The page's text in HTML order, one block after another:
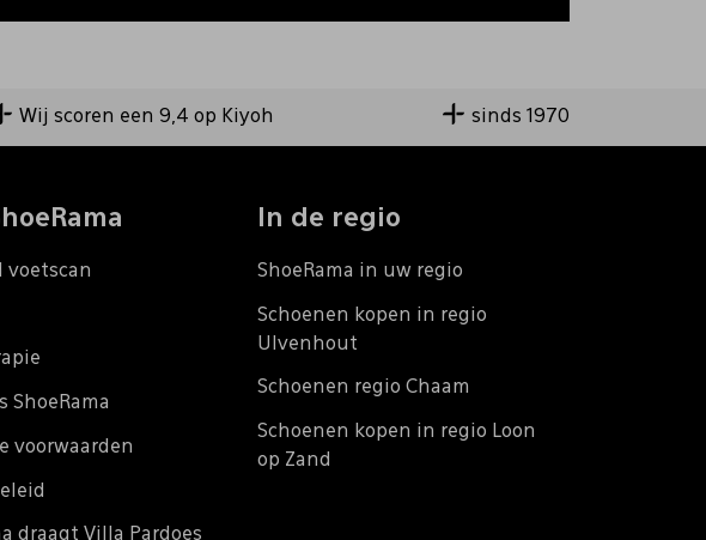
Wij scoren een 9,4 op Kiyoh sinds 1970
voetscan
ShoeRama
voorwaarden
draagt Villa Pardoes
In de regio
ShoeRama in uw regio
Schoenen kopen in regio
Ulvenhout
Schoenen regio Chaam
Schoenen kopen in regio Loon
op Zand